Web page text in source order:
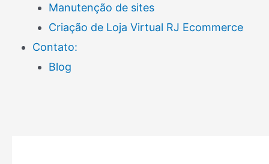
Manutenção de sites
Criação de Loja Virtual RJ Ecommerce
Contato:
Blog